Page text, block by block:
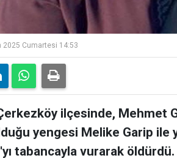
2025 Cumartesi 14:53
ilçesinde, Mehmet
yengesi Melike Garip ile
tabancayla vurarak öldürdü.